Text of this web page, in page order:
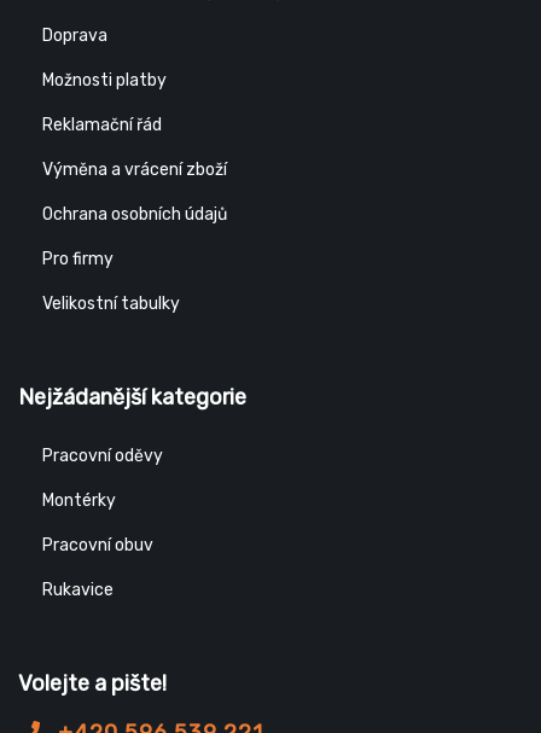
Doprava
Možnosti platby
Reklamační řád
Výměna a vrácení zboží
Ochrana osobních údajů
Pro firmy
Velikostní tabulky
Nejžádanější kategorie
Pracovní oděvy
Montérky
Pracovní obuv
Rukavice
Volejte a pište!